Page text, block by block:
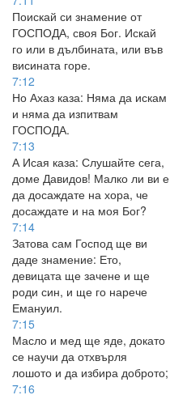
Поискай си знамение от
ГОСПОДА, своя Бог. Искай
го или в дълбината, или във
висината горе.
7:12
Но Ахаз каза: Няма да искам
и няма да изпитвам
ГОСПОДА.
7:13
А Исая каза: Слушайте сега,
доме Давидов! Малко ли ви е
да досаждате на хора, че
досаждате и на моя Бог?
7:14
Затова сам Господ ще ви
даде знамение: Ето,
девицата ще зачене и ще
роди син, и ще го нарече
Емануил.
7:15
Масло и мед ще яде, докато
се научи да отхвърля
лошото и да избира доброто;
7:16